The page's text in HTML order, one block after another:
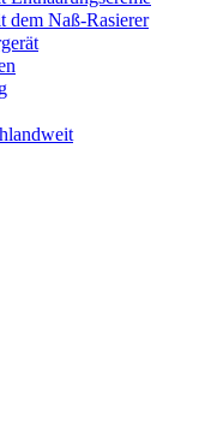
Naß-Rasierer